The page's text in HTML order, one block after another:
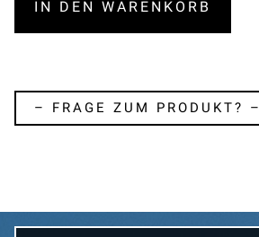
IN DEN WARENKORB
– FRAGE ZUM PRODUKT? –